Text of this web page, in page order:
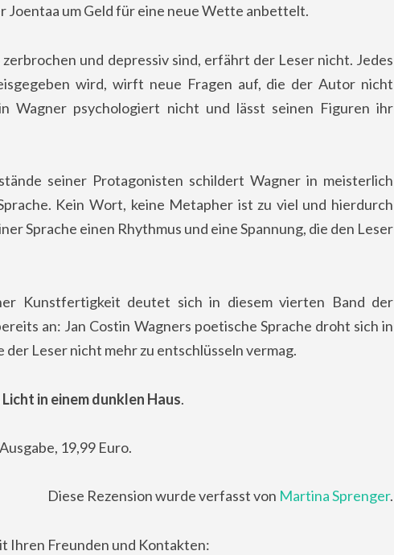
Joentaa um Geld für eine neue Wette anbettelt.
und depressiv sind, erfährt der Leser nicht. Jedes
wird, wirft neue Fragen auf, die der Autor nicht
Wagner psychologiert nicht und lässt seinen Figuren ihr
seiner Protagonisten schildert Wagner in meisterlich
Kein Wort, keine Metapher ist zu viel und hierdurch
Sprache einen Rhythmus und eine Spannung, die den Leser
Kunstfertigkeit deutet sich in diesem vierten Band der
an: Jan Costin Wagners poetische Sprache droht sich in
Leser nicht mehr zu entschlüsseln vermag.
Licht in einem dunklen Haus.
19,99 Euro.
Diese Rezension wurde verfasst von Martina Sprenger.
Ihren Freunden und Kontakten: